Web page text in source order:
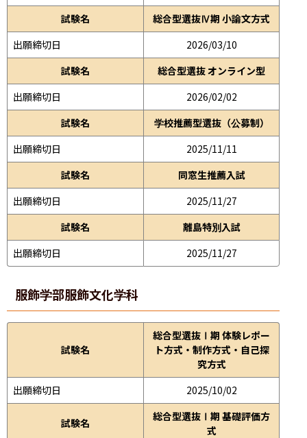
試験名
総合型選抜Ⅳ期 小論文方式
出願締切日
2026/03/10
試験名
総合型選抜 オンライン型
出願締切日
2026/02/02
試験名
学校推薦型選抜（公募制）
出願締切日
2025/11/11
試験名
同窓生推薦入試
出願締切日
2025/11/27
試験名
離島特別入試
出願締切日
2025/11/27
服飾学部服飾文化学科
試験名
総合型選抜Ⅰ期 体験レポー
ト方式・制作方式・自己探
究方式
出願締切日
2025/10/02
試験名
総合型選抜Ⅰ期 基礎評価方
式